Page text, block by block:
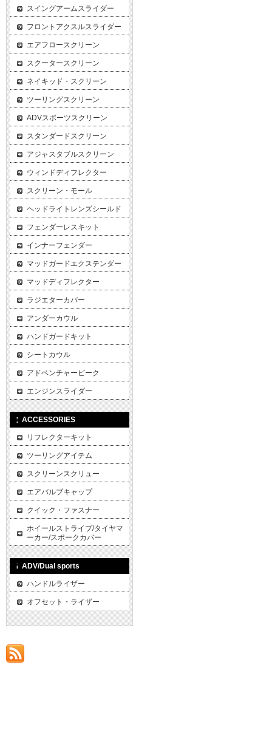
スイングアームスライダー
フロントアクスルスライダー
エアフロースクリーン
スクータースクリーン
ネイキッド・スクリーン
ツーリングスクリーン
ADVスポーツスクリーン
スタンダードスクリーン
アジャスタブルスクリーン
ウィンドディフレクター
スクリーン・モール
ヘッドライトレンズシールド
フェンダーレスキット
インナーフェンダー
マッドガードエクステンダー
マッドディフレクター
ラジエターカバー
アンダーカウル
ハンドガードキット
シートカウル
アドベンチャービーク
エンジンスライダー
ACCESSORIES
リフレクターキット
ツーリングアイテム
スクリーンスクリュー
エアバルブキャップ
クイック・ファスナー
ホイールストライプ/タイヤマ
ーカー/スポークカバー
ADV/Dual sports
ハンドルライザー
オフセット・ライザー